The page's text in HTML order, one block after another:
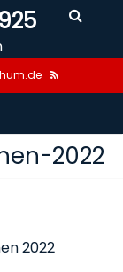
2022
2022